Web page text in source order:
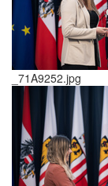
_71A9252.jpg